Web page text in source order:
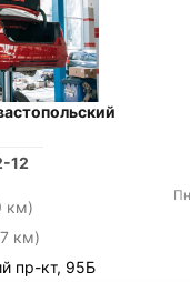
12
км)
км)
пр-кт, 95Б